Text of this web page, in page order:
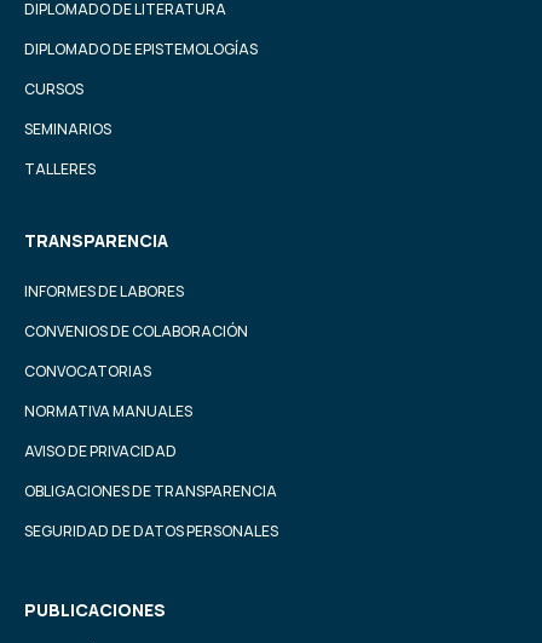
DIPLOMADO DE LITERATURA
DIPLOMADO DE EPISTEMOLOGÍAS
CURSOS
SEMINARIOS
TALLERES
TRANSPARENCIA
INFORMES DE LABORES
CONVENIOS DE COLABORACIÓN
CONVOCATORIAS
NORMATIVA MANUALES
AVISO DE PRIVACIDAD
OBLIGACIONES DE TRANSPARENCIA
SEGURIDAD DE DATOS PERSONALES
PUBLICACIONES